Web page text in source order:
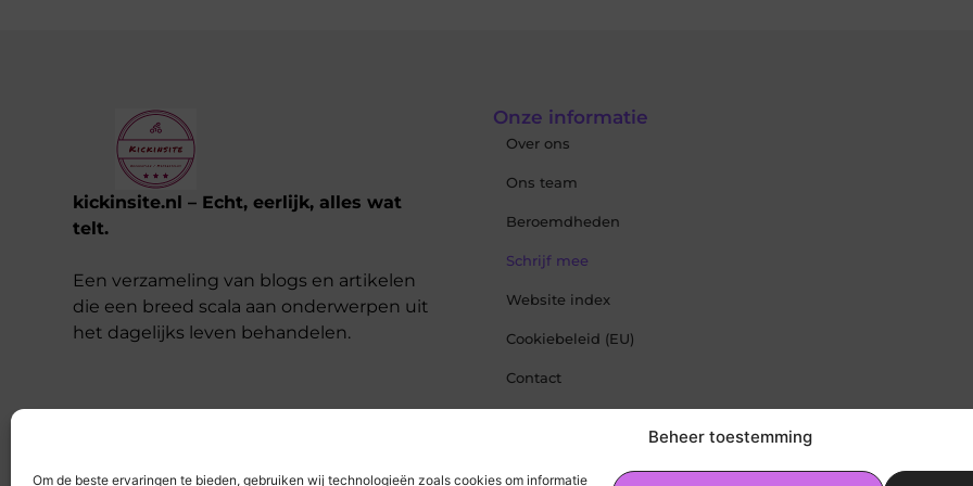
Beheer toestemming
Om de beste ervaringen te bieden, gebruiken wij technologieën zoals cookies om informatie
Lees verder Lees verder
kickinsite.nl – Echt, eerlijk, alles wat
telt.
Een verzameling van blogs en artikelen
die een breed scala aan onderwerpen uit
het dagelijks leven behandelen.
Onze informatie
Over ons
Ons team
Beroemdheden
Schrijf mee
Website index
Cookiebeleid (EU)
Contact